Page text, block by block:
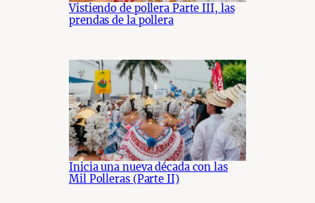
Vistiendo de pollera Parte III, las
prendas de la pollera
Inicia una nueva década con las
Mil Polleras (Parte II)